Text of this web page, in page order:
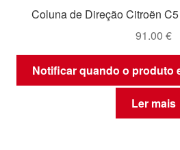
Coluna de Direção Citroën
91.00 €
Notificar quando o produto
Ler mais